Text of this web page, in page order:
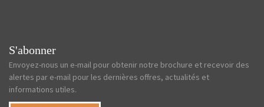
S'abonner
Envoyez-nous un e-mail pour obtenir notre brochure et recevoir des
alertes par e-mail pour les dernières offres, actualités et
informations utiles.